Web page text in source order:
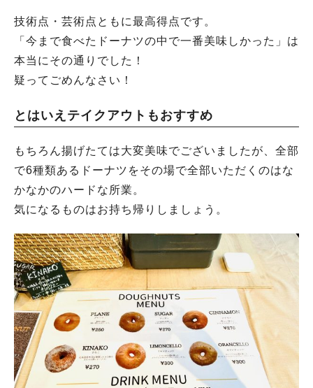
技術点・芸術点ともに最高得点です。
「今まで食べたドーナツの中で一番美味しかった」は
本当にその通りでした！
疑ってごめんなさい！
とはいえテイクアウトもおすすめ
もちろん揚げたては大変美味でございましたが、全部
で6種類あるドーナツをその場で全部いただくのはな
かなかのハードな所業。
気になるものはお持ち帰りしましょう。